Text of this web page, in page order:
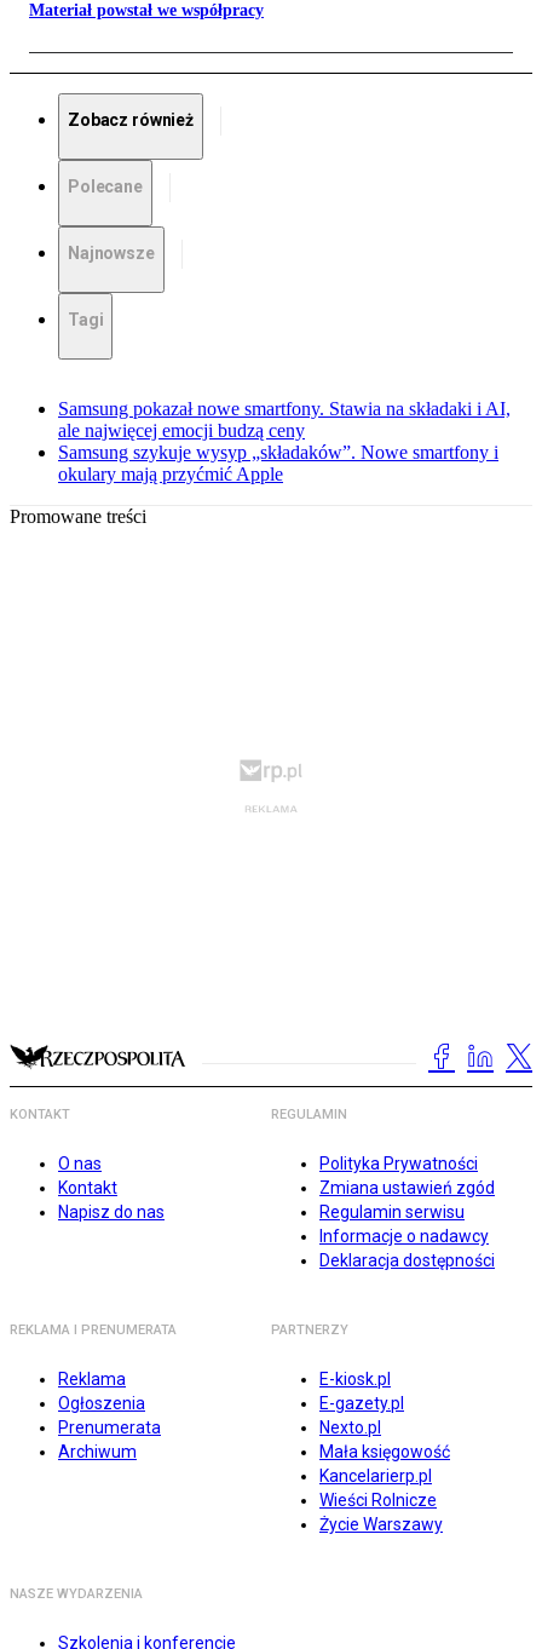
Materiał powstał we współpracy
Zobacz również
Polecane
Najnowsze
Tagi
Samsung pokazał nowe smartfony. Stawia na składaki i AI,
ale najwięcej emocji budzą ceny
Samsung szykuje wysyp „składaków”. Nowe smartfony i
okulary mają przyćmić Apple
Promowane treści
KONTAKT
O nas
Kontakt
Napisz do nas
REGULAMIN
Polityka Prywatności
Zmiana ustawień zgód
Regulamin serwisu
Informacje o nadawcy
Deklaracja dostępności
REKLAMA I PRENUMERATA
Reklama
Ogłoszenia
Prenumerata
Archiwum
PARTNERZY
E-kiosk.pl
E-gazety.pl
Nexto.pl
Mała księgowość
Kancelarierp.pl
Wieści Rolnicze
Życie Warszawy
NASZE WYDARZENIA
Szkolenia i konferencje